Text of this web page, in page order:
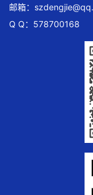
邮箱：
Q Q：578700168